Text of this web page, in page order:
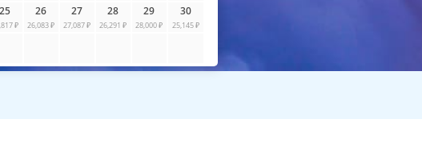
25
₽
26
26,083 ₽
27
27,087 ₽
28
26,291 ₽
29
28,000 ₽
30
25,145 ₽